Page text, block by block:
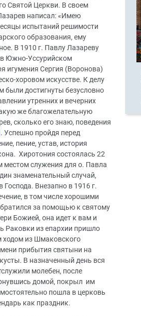
Святой Церкви. В своем
написал: «Имею
испытаний решимости
образования, ему
В 1910 г. Павлу Лазареву
в Южно-Уссурийском
игумения Сергия (Воронова)
хоровом искусстве. К делу
были достигнуты безусловно
утренних и вечерних
же благожелательную
сколько его знаю, поведения
. Успешно пройдя перед
пение, устав, история
Хиротония состоялась 22
местом служения для о. Павла
знаменательный случай,
Внезапно в 1916 г.
в том числе хорошими
за помощью к святому
Божией, она идет к вам и
Раковки из епархии пришло
ходом из Шмаковского
прибытия святыни на
В назначенный день вся
молебен, после
домой, покрыл им
пошла в церковь
как праздник.